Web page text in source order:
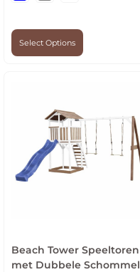
Select Options
Beach Tower Speeltoren
met Dubbele Schommel